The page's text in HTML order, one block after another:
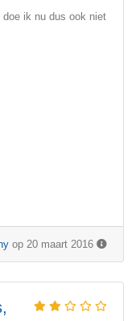
doe ik nu dus ook niet
op 20 maart 2016